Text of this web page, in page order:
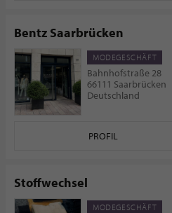
Bentz Saarbrücken
MODEGESCHÄFT
Bahnhofstraße 28
66111 Saarbrücken
Deutschland
PROFIL
Stoffwechsel
MODEGESCHÄFT